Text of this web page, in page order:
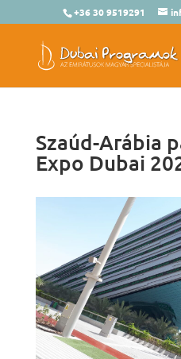
+36 30 9519291
Szaúd-Arábia
Expo Dubai